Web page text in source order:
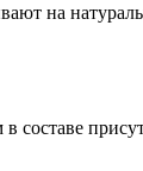
на
составе